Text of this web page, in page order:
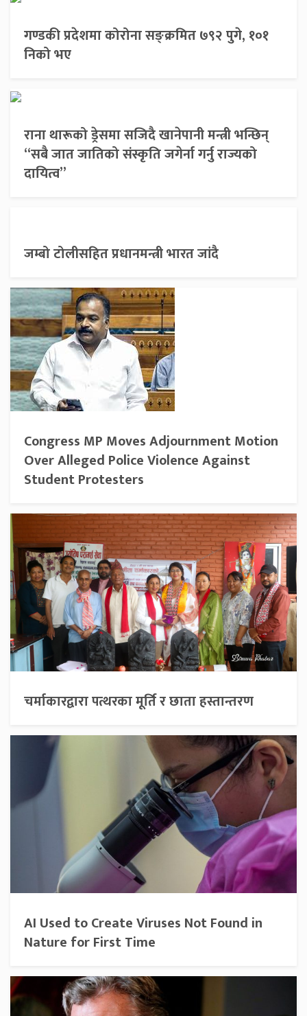
गण्डकी प्रदेशमा कोरोना सङ्क्रमित ७९२ पुगे, १०१
निको भए
राना थारूको ड्रेसमा सजिदै खानेपानी मन्त्री भन्छिन्
“सबै जात जातिको संस्कृति जगेर्ना गर्नु राज्यको
दायित्व”
जम्बो टोलीसहित प्रधानमन्त्री भारत जांदै
Congress MP Moves Adjournment Motion
Over Alleged Police Violence Against
Student Protesters
चर्माकारद्वारा पत्थरका मूर्ति र छाता हस्तान्तरण
AI Used to Create Viruses Not Found in
Nature for First Time